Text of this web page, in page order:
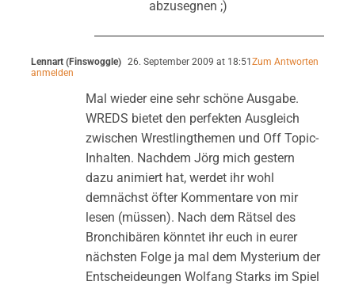
abzusegnen ;)
Lennart (Finswoggle) 26. September 2009 at 18:51Zum Antworten
anmelden
Mal wieder eine sehr schöne Ausgabe.
WREDS bietet den perfekten Ausgleich
zwischen Wrestlingthemen und Off Topic-
Inhalten. Nachdem Jörg mich gestern
dazu animiert hat, werdet ihr wohl
demnächst öfter Kommentare von mir
lesen (müssen). Nach dem Rätsel des
Bronchibären könntet ihr euch in eurer
nächsten Folge ja mal dem Mysterium der
Entscheideungen Wolfang Starks im Spiel